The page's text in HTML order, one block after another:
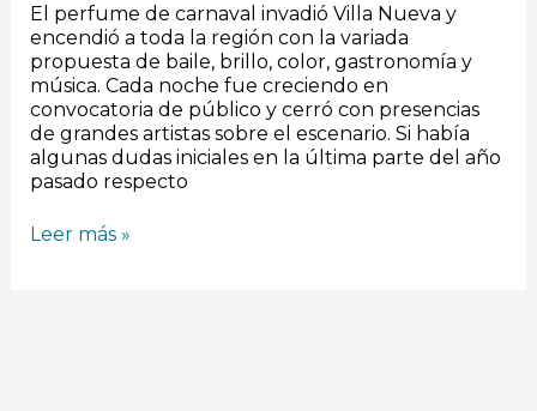
El perfume de carnaval invadió Villa Nueva y
encendió a toda la región con la variada
propuesta de baile, brillo, color, gastronomía y
música. Cada noche fue creciendo en
convocatoria de público y cerró con presencias
de grandes artistas sobre el escenario. Si había
algunas dudas iniciales en la última parte del año
pasado respecto
Leer más »